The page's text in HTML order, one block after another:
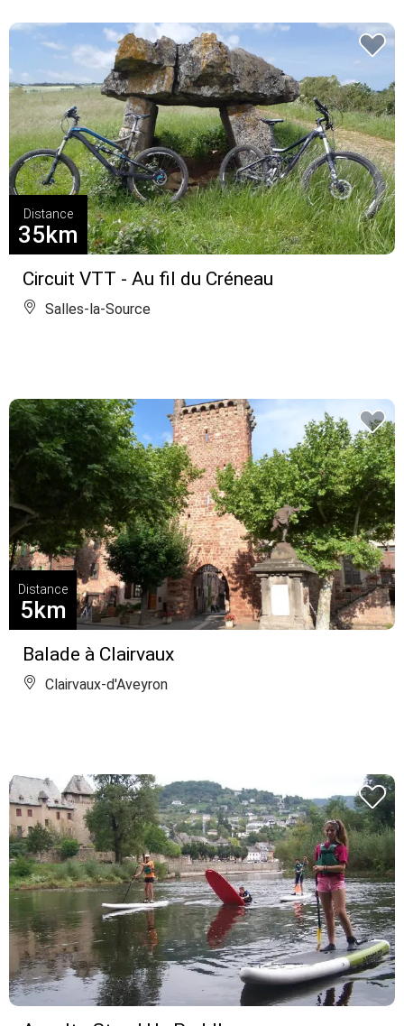
Circuit VTT - Au fil du Créneau
Distance
35km
Salles-la-Source
Balade à Clairvaux
Distance
5km
Clairvaux-d'Aveyron